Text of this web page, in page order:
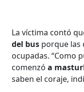
La víctima contó
del bus porque las
ocupadas. “Como
comenzóa
saben el coraje,